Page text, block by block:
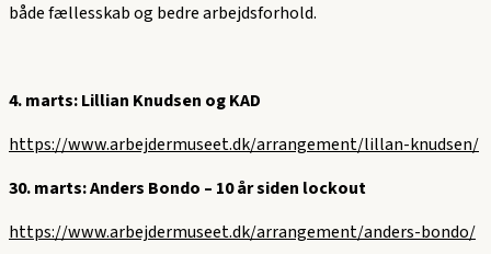
både fællesskab og bedre arbejdsforhold.
4. marts: Lillian Knudsen og KAD
https://www.arbejdermuseet.dk/arrangement/lillan-knudsen/
30. marts: Anders Bondo – 10 år siden lockout
https://www.arbejdermuseet.dk/arrangement/anders-bondo/